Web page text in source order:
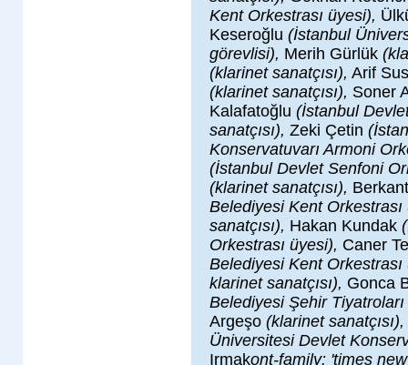
Kent Orkestrası üyesi),
Keseroğlu (İstanbul
görevlisi), Merih Gürlük
(klarinet sanatçısı), Arif
(klarinet sanatçısı), Soner
Kalafatoğlu (İstanbul
sanatçısı), Zeki Çetin
Konservatuvarı Armoni
(İstanbul Devlet Senfoni
(klarinet sanatçısı),
Belediyesi Kent
sanatçısı), Hakan Kundak
Orkestrası üyesi), Caner
Belediyesi Kent
klarinet sanatçısı), Gonca
Belediyesi Şehir Tiyatroları
Argeşo (klarinet sanatçısı),
Üniversitesi Devlet
Irmakont-family: 'times